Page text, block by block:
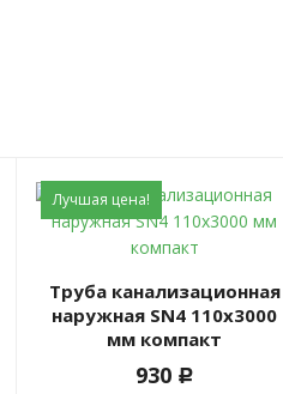
Лучшая цена!
Труба канализационная
наружная SN4 110x3000
мм компакт
930 c